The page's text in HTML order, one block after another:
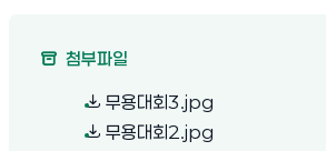
첨부파일
무용대회3.jpg
무용대회2.jpg